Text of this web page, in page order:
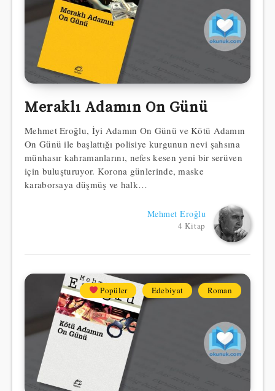
Meraklı Adamın On Günü
Mehmet Eroğlu, İyi Adamın On Günü ve Kötü Adamın
On Günü ile başlattığı polisiye kurgunun nevi şahsına
münhasır kahramanlarını, nefes kesen yeni bir serüven
için buluşturuyor. Korona günlerinde, maske
karaborsaya düşmüş ve halk…
Mehmet Eroğlu
4 Kitap
Popüler Edebiyat Roman